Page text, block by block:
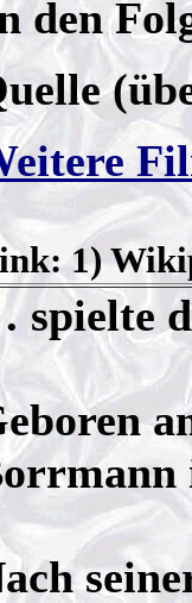
den
1)
spielte